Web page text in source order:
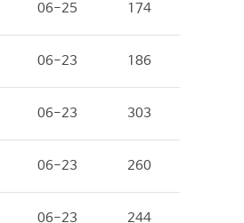
06-25 174
06-23 186
06-23 303
06-23 260
06-23 244